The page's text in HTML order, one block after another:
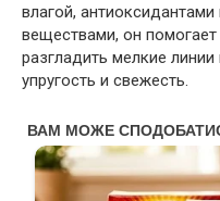
влагой,
веществами, он
разгладить мелкие
упругость и свежесть.